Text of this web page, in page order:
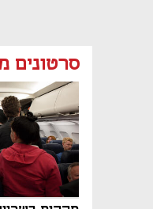
סרטונים